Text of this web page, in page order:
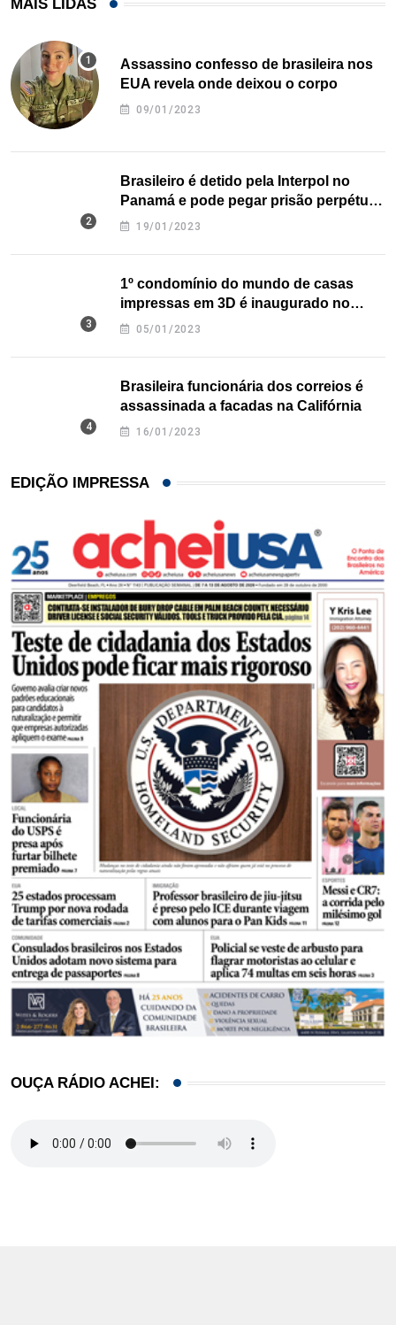
MAIS LIDAS
Assassino confesso de brasileira nos
EUA revela onde deixou o corpo
09/01/2023
Brasileiro é detido pela Interpol no
Panamá e pode pegar prisão perpétua
nos EUA
19/01/2023
1º condomínio do mundo de casas
impressas em 3D é inaugurado no
Texas
05/01/2023
Brasileira funcionária dos correios é
assassinada a facadas na Califórnia
16/01/2023
EDIÇÃO IMPRESSA
OUÇA RÁDIO ACHEI: